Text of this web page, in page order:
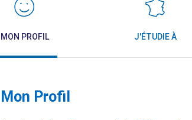
MON PROFIL J'ÉTUDIE À
Mon Profil